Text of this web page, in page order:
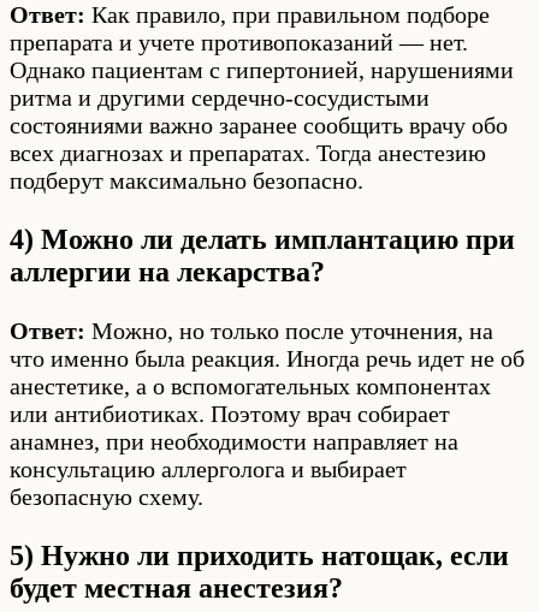
Ответ: Как правило, при правильном подборе
препарата и учете противопоказаний — нет.
Однако пациентам с гипертонией, нарушениями
ритма и другими сердечно-сосудистыми
состояниями важно заранее сообщить врачу обо
всех диагнозах и препаратах. Тогда анестезию
подберут максимально безопасно.
4) Можно ли делать имплантацию при
аллергии на лекарства?
Ответ: Можно, но только после уточнения, на
что именно была реакция. Иногда речь идет не об
анестетике, а о вспомогательных компонентах
или антибиотиках. Поэтому врач собирает
анамнез, при необходимости направляет на
консультацию аллерголога и выбирает
безопасную схему.
5) Нужно ли приходить натощак, если
будет местная анестезия?